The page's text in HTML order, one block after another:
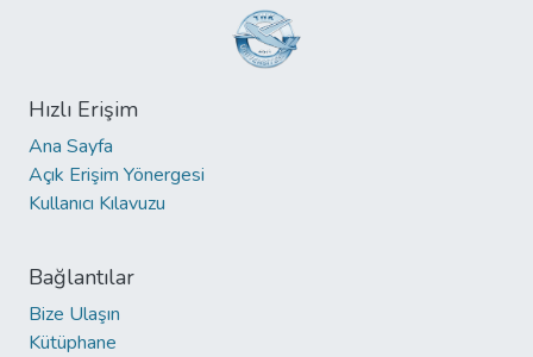
Hızlı Erişim
Ana Sayfa
Açık Erişim Yönergesi
Kullanıcı Kılavuzu
Bağlantılar
Bize Ulaşın
Kütüphane